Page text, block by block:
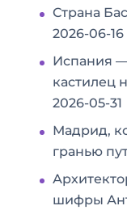
Страна
2026-06-16
Испания —
кастилец
2026-05-31
Мадрид,
гранью
шифры